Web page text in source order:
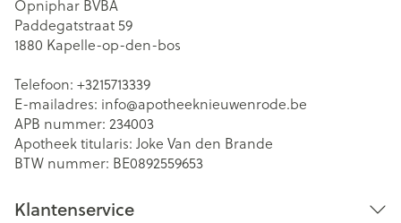
Opniphar BVBA
Paddegatstraat 59
1880 Kapelle-op-den-bos
Telefoon: +3215713339
E-mailadres: info@apotheeknieuwenrode.be
APB nummer: 234003
Apotheek titularis: Joke Van den Brande
BTW nummer: BE0892559653
Klantenservice